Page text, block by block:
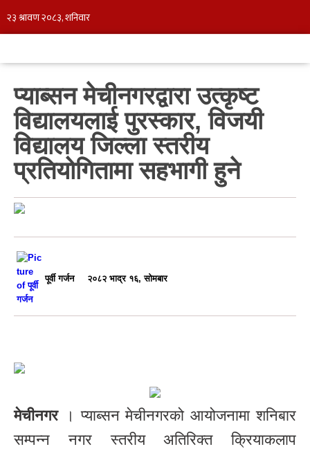
प्याब्सन मेचीनगरद्वारा उत्कृष्ट
विद्यालयलाई पुरस्कार, विजयी
विद्यालय जिल्ला स्तरीय
प्रतियोगितामा सहभागी हुने
पूर्वी गर्जन २०८२ भाद्र १६, सोमबार
मेचीनगर। प्याब्सन मेचीनगरको आयोजनामा शनिबार
सम्पन्न नगर स्तरीय अतिरिक्त क्रियाकलाप